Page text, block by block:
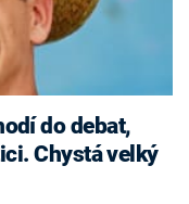
do debat,
Chystá velký